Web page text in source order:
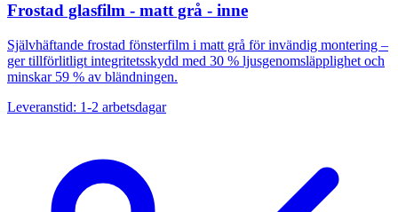
Frostad glasfilm - matt grå - inne
Självhäftande frostad fönsterfilm i matt grå för invändig montering –
ger tillförlitligt integritetsskydd med 30 % ljusgenomsläpplighet och
minskar 59 % av bländningen.
Leveranstid: 1-2 arbetsdagar